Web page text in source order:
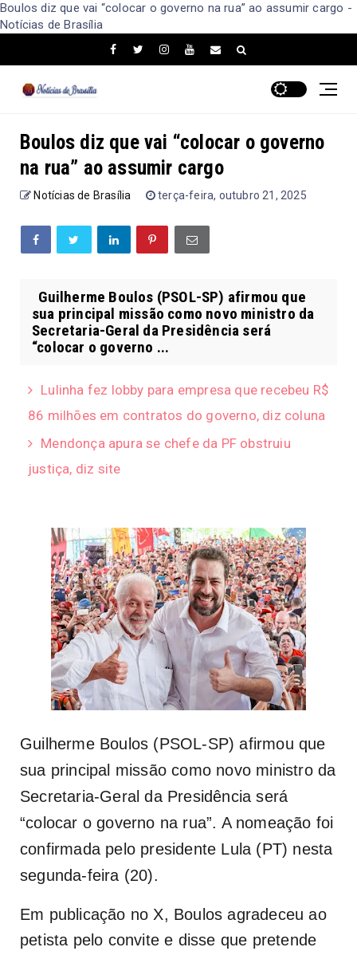
Boulos diz que vai “colocar o governo na rua” ao assumir cargo -
Notícias de Brasília
Boulos diz que vai “colocar o governo
na rua” ao assumir cargo
Notícias de Brasília terça-feira, outubro 21, 2025
Guilherme Boulos (PSOL-SP) afirmou que
sua principal missão como novo ministro da
Secretaria-Geral da Presidência será
“colocar o governo ...
Lulinha fez lobby para empresa que recebeu R$
86 milhões em contratos do governo, diz coluna
Mendonça apura se chefe da PF obstruiu
justiça, diz site
Guilherme Boulos (PSOL-SP) afirmou que
sua principal missão como novo ministro da
Secretaria-Geral da Presidência será
“colocar o governo na rua”. A nomeação foi
confirmada pelo presidente Lula (PT) nesta
segunda-feira (20).
Em publicação no X, Boulos agradeceu ao
petista pelo convite e disse que pretende